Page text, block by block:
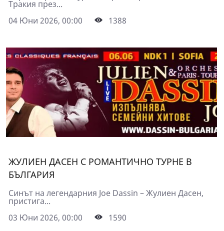
Тракия през...
04 Юни 2026, 00:00
1388
ЖУЛИЕН ДАСЕН С РОМАНТИЧНО ТУРНЕ В
БЪЛГАРИЯ
Синът на легендарния Joe Dassin – Жулиен Дасен,
пристига...
03 Юни 2026, 00:00
1590